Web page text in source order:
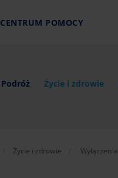
CENTRUM POMOCY
Podróż Życie i zdrowie
Życie i zdrowie Aktualnie:
Wyłączenia